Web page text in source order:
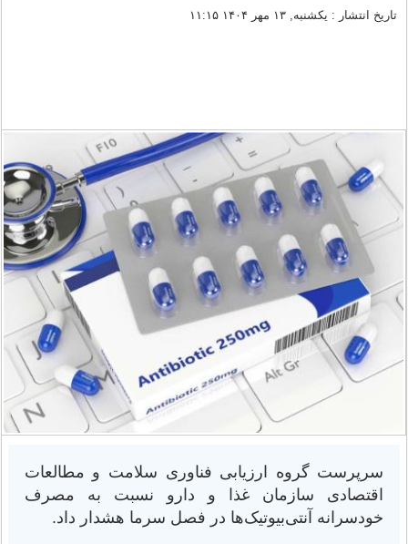
تاریخ انتشار : یکشنبه, ۱۳ مهر ۱۴۰۴ ۱۱:۱۵
سرپرست گروه ارزیابی فناوری سلامت و مطالعات
اقتصادی سازمان غذا و دارو نسبت به مصرف
خودسرانه آنتی‌بیوتیک‌ها در فصل سرما هشدار داد.